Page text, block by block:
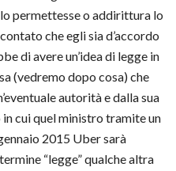
permettesse o addirittura lo
che egli sia d’accordo
di avere un’idea di legge in
(vedremo dopo cosa) che
autorità e dalla sua
cui quel ministro tramite un
2015 Uber sarà
“legge” qualche altra